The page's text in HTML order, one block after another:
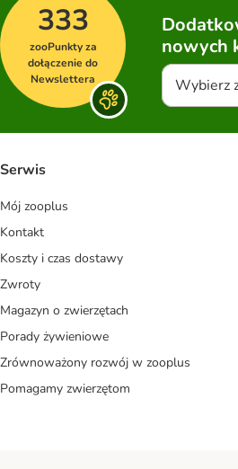
333
zooPunkty za
dołączenie do
Newslettera
nowych
Wybierz
Serwis
Mój zooplus
Kontakt
Koszty i czas dostawy
Zwroty
Magazyn o zwierzętach
Porady żywieniowe
Zrównoważony rozwój w zooplus
Pomagamy zwierzętom